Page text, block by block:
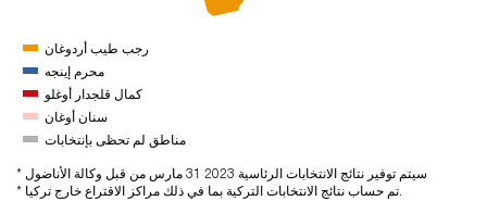
رجب طيب أردوغان
محرم إينجه
كمال قلجدار أوغلو
سنان أوغان
مناطق لم تحظى بإنتخابات
* سيتم توفير نتائج الانتخابات الرئاسية 2023 31 مارس من قبل وكالة الأناضول
* تم حساب نتائج الانتخابات التركية بما في ذلك مراكز الاقتراع خارج تركيا.